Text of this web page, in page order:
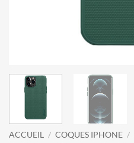
ACCUEIL / COQUES IPHONE /